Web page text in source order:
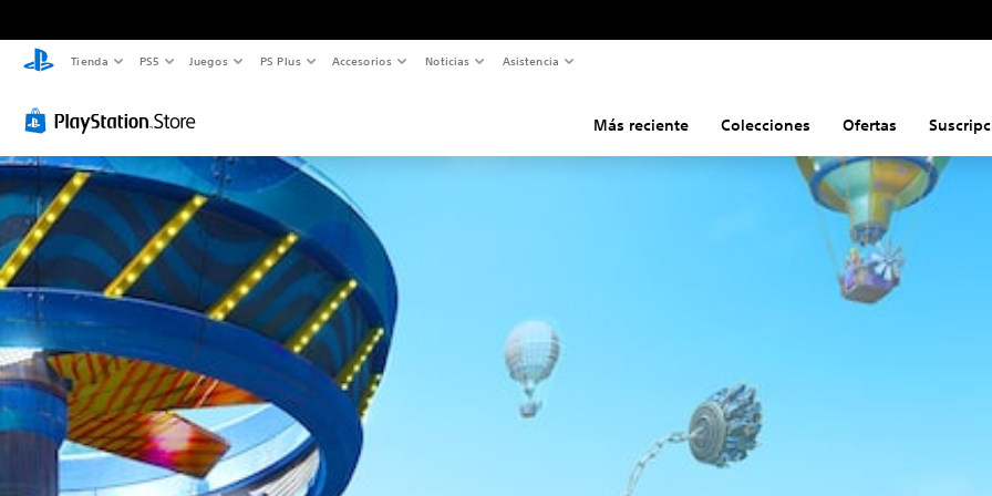
Tienda PS5 Juegos PS Plus Accesorios Noticias Asistencia
Más reciente Colecciones Ofertas